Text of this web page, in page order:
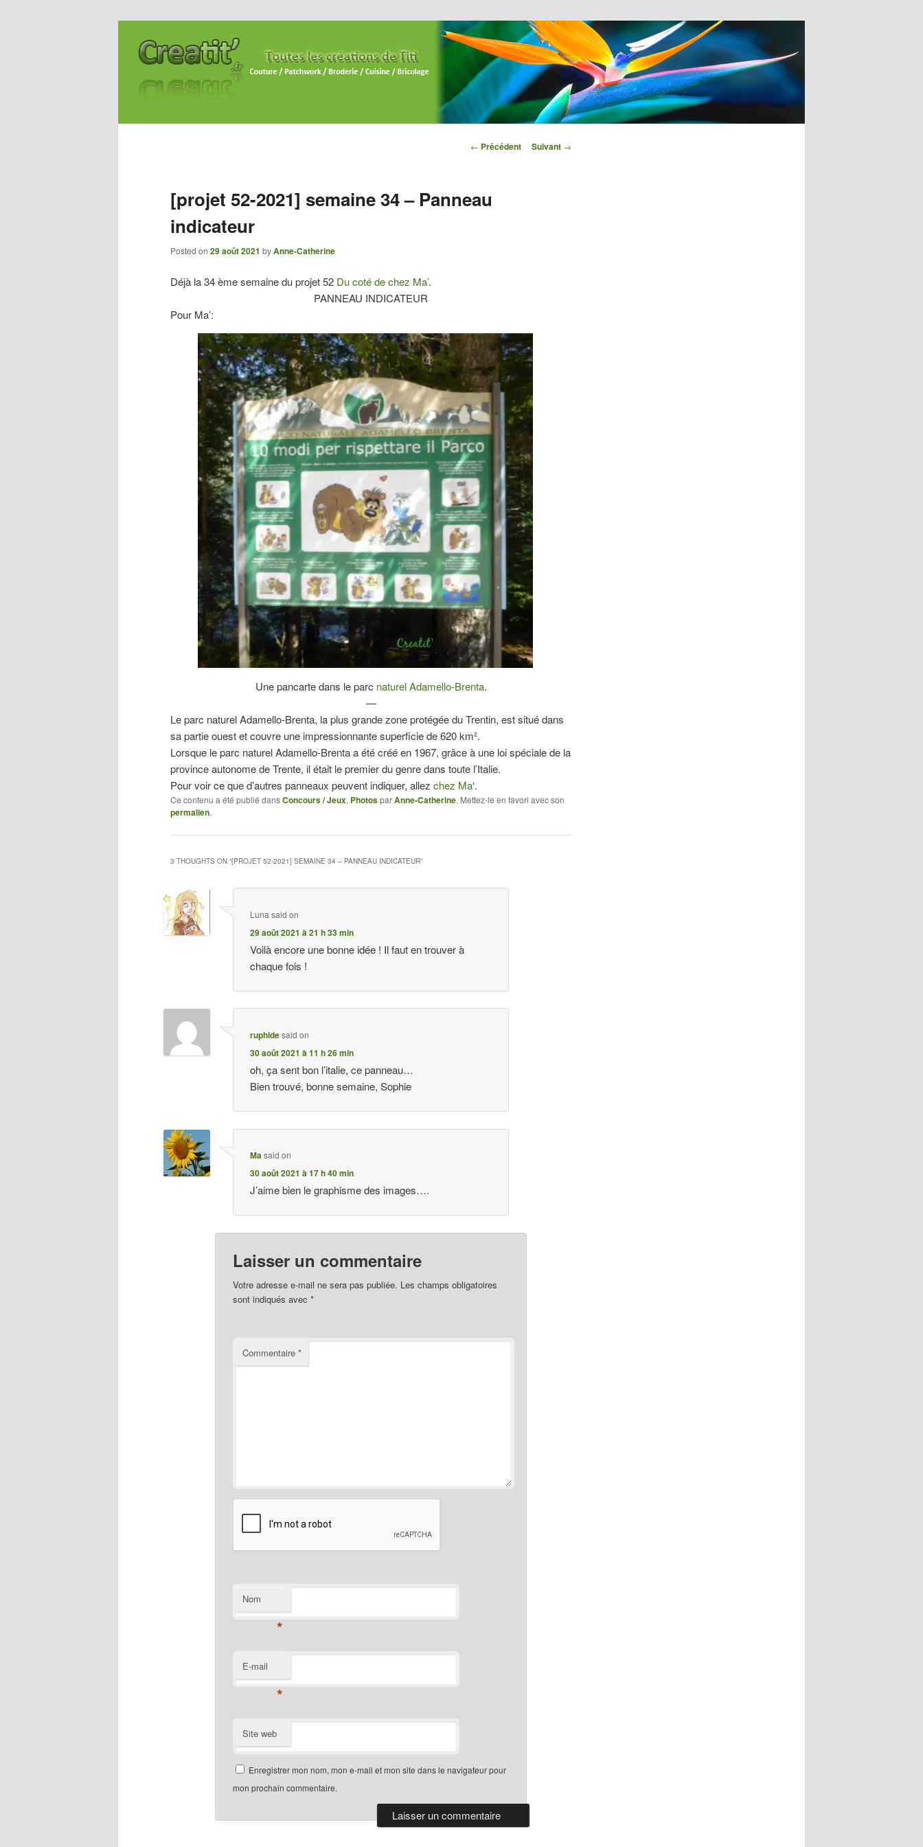
Navigation des
← Précédent Suivant →
[projet 52-2021] semaine 34 – Panneau
indicateur
Posted on 29 août 2021 byAnne-Catherine
Déjà la 34 ème semaine du projet 52 Du coté de chez Ma’.
PANNEAU INDICATEUR
Pour Ma’:
Une pancarte dans le parc naturel Adamello-Brenta.
—
Le parc naturel Adamello-Brenta, la plus grande zone protégée du Trentin, est situé dans
sa partie ouest et couvre une impressionnante superficie de 620 km².
Lorsque le parc naturel Adamello-Brenta a été créé en 1967, grâce à une loi spéciale de la
province autonome de Trente, il était le premier du genre dans toute l’Italie.
Pour voir ce que d’autres panneaux peuvent indiquer, allez chez Ma‘.
Ce contenu a été publié dansConcours / Jeux, PhotosparAnne-Catherine. Mettez-le en favori avec son
permalien.
3 THOUGHTS ON “[PROJET 52-2021] SEMAINE 34 – PANNEAU INDICATEUR”
Luna said on
29 août 2021 à 21 h 33 min
Voilà encore une bonne idée ! Il faut en trouver à
chaque fois !
ruphidesaid on
30 août 2021 à 11 h 26 min
oh, ça sent bon l’italie, ce panneau…
Bien trouvé, bonne semaine, Sophie
Masaid on
30 août 2021 à 17 h 40 min
J’aime bien le graphisme des images….
Laisser un commentaire
Votre adresse e-mail ne sera pas publiée. Les champs obligatoires
sont indiqués avec *
Commentaire *
Nom
*
E-mail
*
Site web
Enregistrer mon nom, mon e-mail et mon site dans le navigateur pour
mon prochain commentaire.